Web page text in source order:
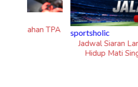
sportsholic
Jadwal Siaran Langsung
Hidup Mati Singapura Vs